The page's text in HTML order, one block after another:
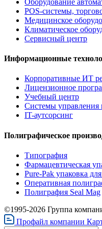
Оборудование
POS-системы,
Медицинское
Климатическое
Сервисный центр
Информационные
Корпоративные ИТ
Лицензионное
Учебный центр
Системы управления
IT-аутсорсинг
Полиграфическое
Типография
Фармацевтическая
Pure-Pak упаковка
Оперативная
Полиграфия Seal Mag
©1995-2026 Группа
Профайл компании